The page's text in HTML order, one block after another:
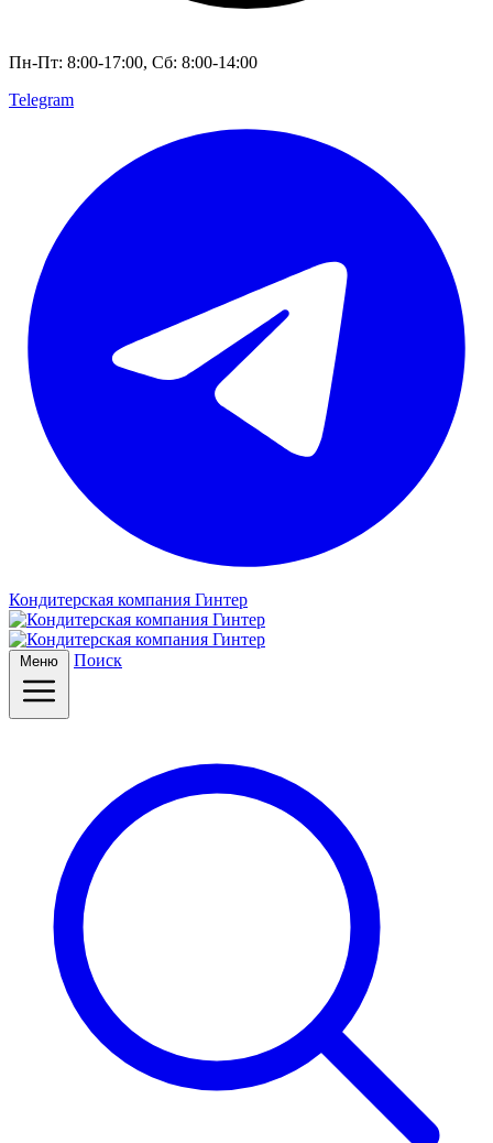
Пн-Пт: 8:00-17:00, Сб: 8:00-14:00
Telegram
Кондитерская компания Гинтер
Меню Поиск